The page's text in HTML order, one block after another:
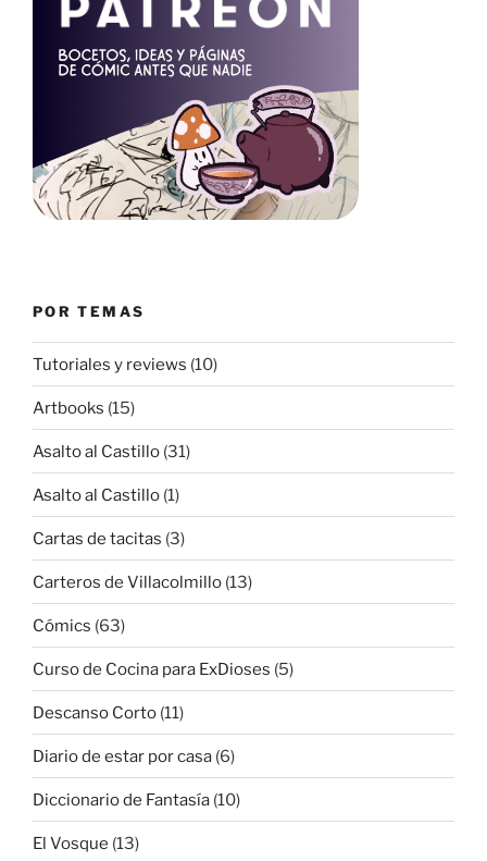
POR TEMAS
Tutoriales y reviews (10)
Artbooks (15)
Asalto al Castillo (31)
Asalto al Castillo (1)
Cartas de tacitas (3)
Carteros de Villacolmillo (13)
Cómics (63)
Curso de Cocina para ExDioses (5)
Descanso Corto (11)
Diario de estar por casa (6)
Diccionario de Fantasía (10)
El Vosque (13)